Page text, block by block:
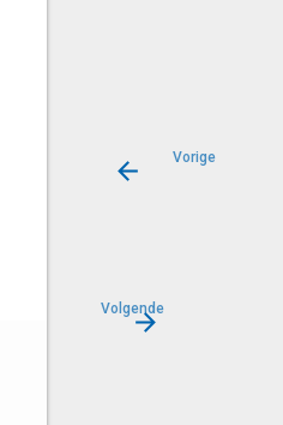
Vorige
Volgende
Werk